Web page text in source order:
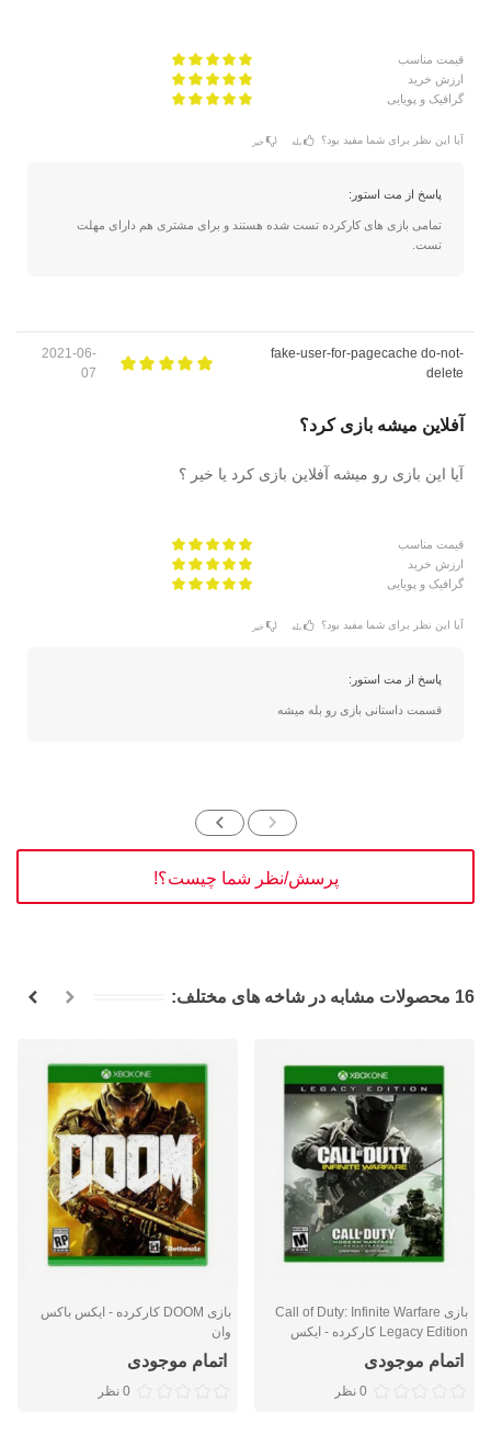
قیمت مناسب
ارزش خرید
گرافیک و پویایی
آیا این نظر برای شما مفید بود؟ بله خیر
پاسخ از مت استور:
تمامی بازی های کارکرده تست شده هستند و برای مشتری هم دارای مهلت
تست.
fake-user-for-pagecache do-not-
delete
2021-06-
07
آفلاین میشه بازی کرد؟
آیا این بازی رو میشه آفلاین بازی کرد یا خیر ؟
قیمت مناسب
ارزش خرید
گرافیک و پویایی
آیا این نظر برای شما مفید بود؟ بله خیر
پاسخ از مت استور:
قسمت داستانی بازی رو بله میشه
پرسش/نظر شما چیست؟!
16 محصولات مشابه در شاخه های مختلف:
بازی Call of Duty: Infinite Warfare
Legacy Edition کارکرده - ایکس
باکس وان
اتمام موجودی
0 نظر
بازی DOOM کارکرده - ایکس باکس
وان
اتمام موجودی
0 نظر